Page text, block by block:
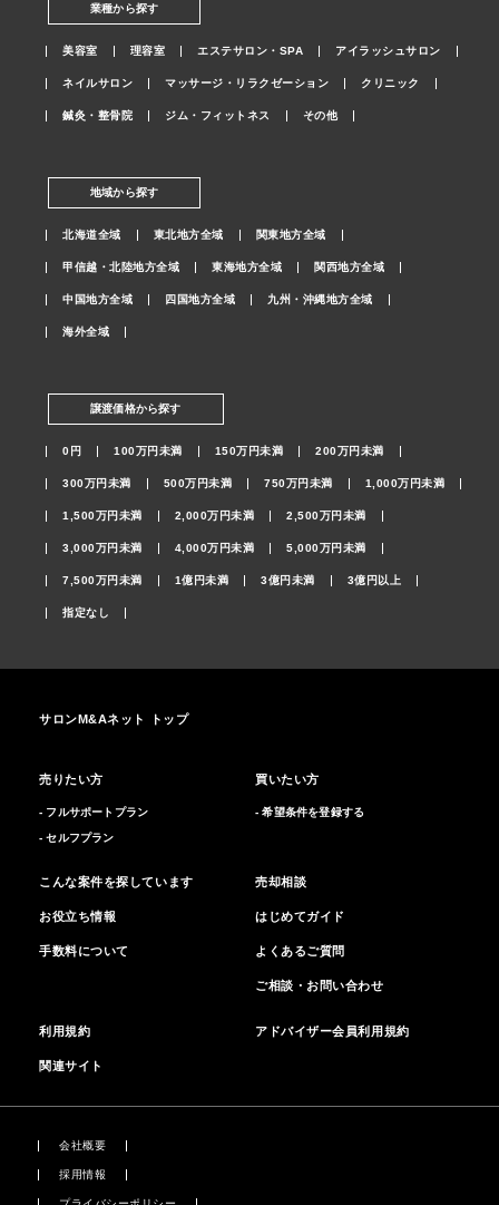
業種から探す
美容室 理容室 エステサロン・SPA アイラッシュサロン
ネイルサロン マッサージ・リラクゼーション クリニック
鍼灸・整骨院 ジム・フィットネス その他
地域から探す
北海道全域 東北地方全域 関東地方全域
甲信越・北陸地方全域 東海地方全域 関西地方全域
中国地方全域 四国地方全域 九州・沖縄地方全域
海外全域
譲渡価格から探す
0円 100万円未満 150万円未満 200万円未満
300万円未満 500万円未満 750万円未満 1,000万円未満
1,500万円未満 2,000万円未満 2,500万円未満
3,000万円未満 4,000万円未満 5,000万円未満
7,500万円未満 1億円未満 3億円未満 3億円以上
指定なし
サロンM&Aネット トップ
売りたい方
- フルサポートプラン
- セルフプラン
買いたい方
- 希望条件を登録する
こんな案件を探しています
お役立ち情報
手数料について
売却相談
はじめてガイド
よくあるご質問
ご相談・お問い合わせ
利用規約 アドバイザー会員利用規約
関連サイト
会社概要
採用情報